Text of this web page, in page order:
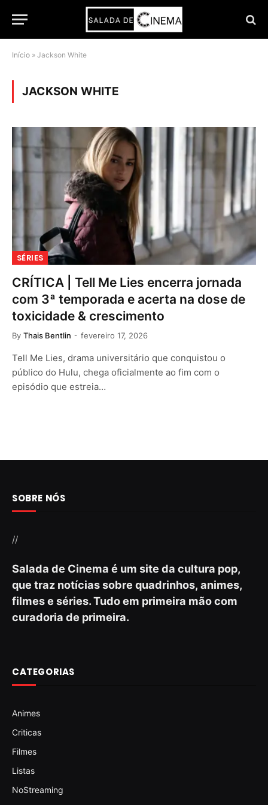
Início » Jackson White
JACKSON WHITE
SÉRIES
CRÍTICA | Tell Me Lies encerra jornada
com 3ª temporada e acerta na dose de
toxicidade & crescimento
By Thais Bentlin fevereiro 17, 2026
Tell Me Lies, drama universitário que conquistou o
público do Hulu, chega oficialmente ao fim com o
episódio que estreia…
SOBRE NÓS
//
Salada de Cinema é um site da cultura pop,
que traz notícias sobre quadrinhos, animes,
filmes e séries. Tudo em primeira mão com
curadoria de primeira.
CATEGORIAS
Animes
Criticas
Filmes
Listas
NoStreaming